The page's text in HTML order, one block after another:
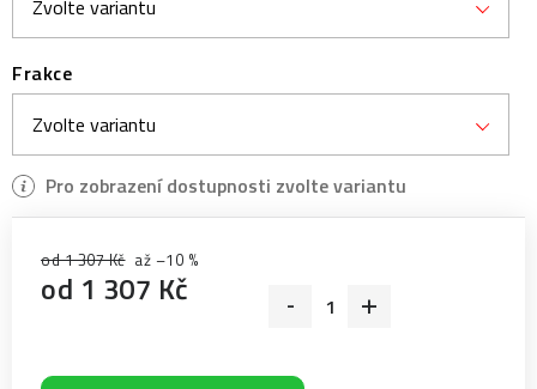
Frakce
od 1 307 Kč až –10 %
od 1 307 Kč